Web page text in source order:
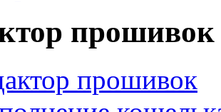
прошивок
прошивок